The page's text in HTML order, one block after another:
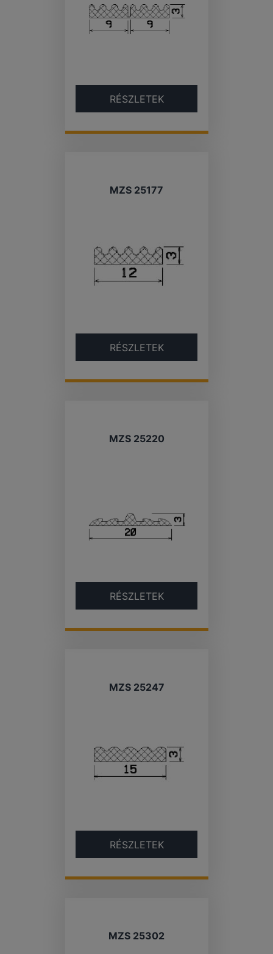
RÉSZLETEK
MZS 25177
RÉSZLETEK
MZS 25220
RÉSZLETEK
MZS 25247
RÉSZLETEK
MZS 25302